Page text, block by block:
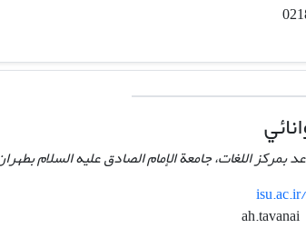
بمركز اللغات، جامعة الإمام الصادق عليه السلام